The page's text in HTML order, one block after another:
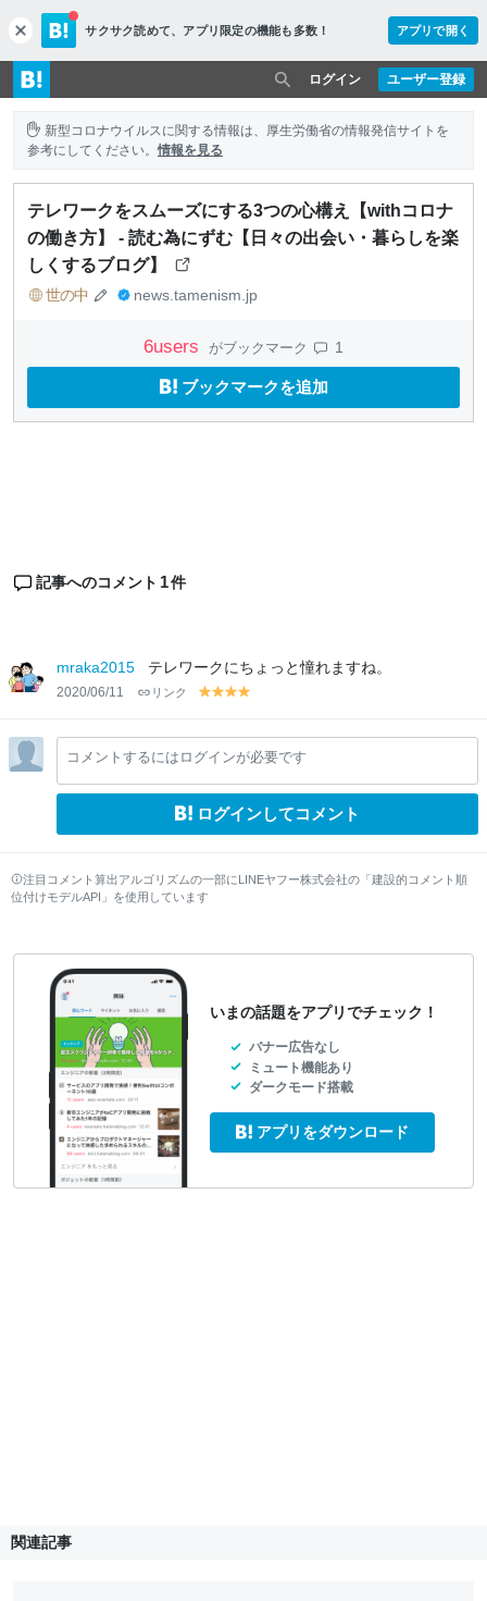
c
l
o
s
e
サクサク読めて、 アプリ限定の機能も多数！ アプリで開く
ユーザー登録
ログイン
新型コロナウイルスに関する情報は、厚生労働省の情報発信サイトを
参考にしてください。情報を見る
テレワークをスムーズにする3つの心構え【withコロナ
の働き方】 - 読む為にずむ【日々の出会い・暮らしを楽
しくするブログ】
世の中 news.tamenism.jp
6users がブックマーク 1
ブックマークを追加
記事へのコメント 1件
mraka2015 テレワークにちょっと憧れますね。
2020/06/11 リンク
y
lo
w
y
lo
w
y
lo
w
lo
w
コメントするにはログインが必要です
ログインしてコメント
注目コメント算出アルゴリズムの一部にLINEヤフー株式会社の「建設的コメント順
位付けモデルAPI」を使用しています
いまの話題をアプリでチェック！
バナー広告なし
ミュート機能あり
ダークモード搭載
アプリをダウンロード
関連記事